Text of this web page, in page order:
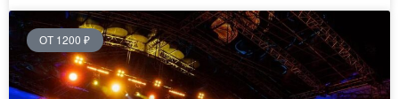
ОТ 1200 ₽